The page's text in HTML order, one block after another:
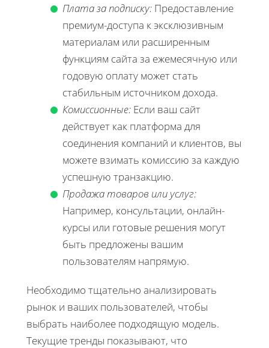
Плата за подписку: Предоставление
премиум-доступа к эксклюзивным
материалам или расширенным
функциям сайта за ежемесячную или
годовую оплату может стать
стабильным источником дохода.
Комиссионные: Если ваш сайт
действует как платформа для
соединения компаний и клиентов, вы
можете взимать комиссию за каждую
успешную транзакцию.
Продажа товаров или услуг:
Например, консультации, онлайн-
курсы или готовые решения могут
быть предложены вашим
пользователям напрямую.
Необходимо тщательно анализировать
рынок и ваших пользователей, чтобы
выбрать наиболее подходящую модель.
Текущие тренды показывают, что